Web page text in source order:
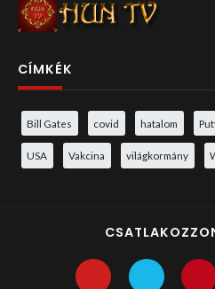
CÍMKÉK
Bill Gates covid hatalom
USA Vakcina világkormány